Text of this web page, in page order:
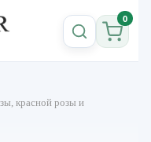
0
красной розы и